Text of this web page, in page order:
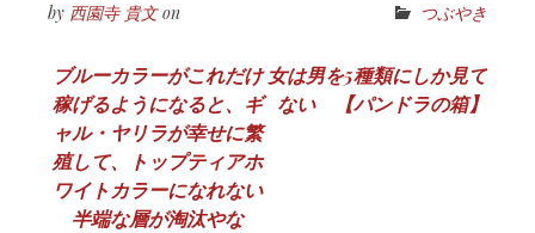
by 西園寺 貴文on つぶやき
投
稿
ナ
ビ
ブルーカラーがこれだけ
稼げるようになると、ギ
ャル・ヤリラが幸せに繁
殖して、トップティアホ
ワイトカラーになれない
半端な層が淘汰やな
女は男を5種類にしか見て
ない 【パンドラの箱】